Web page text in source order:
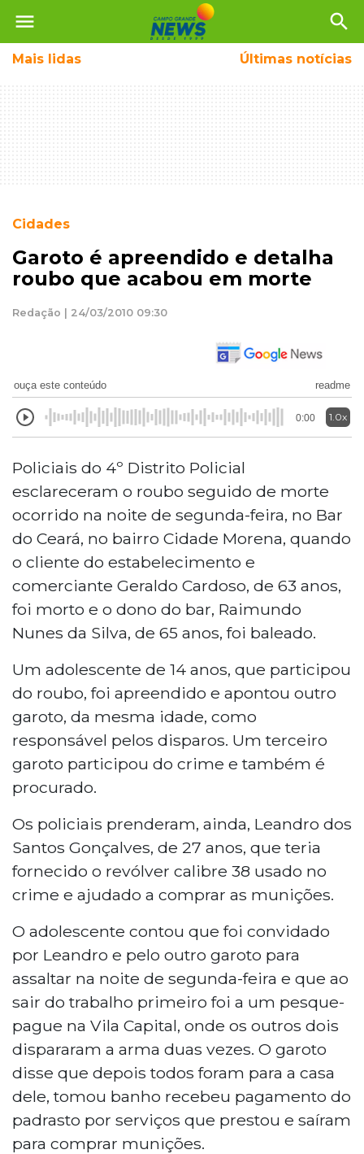
menu search
Mais lidas Últimas notícias
Cidades
Garoto é apreendido e detalha
roubo que acabou em morte
Redação | 24/03/2010 09:30
ouça este conteúdo readme
0:00 1.0x
Policiais do 4º Distrito Policial
esclareceram o roubo seguido de morte
ocorrido na noite de segunda-feira, no Bar
do Ceará, no bairro Cidade Morena, quando
o cliente do estabelecimento e
comerciante Geraldo Cardoso, de 63 anos,
foi morto e o dono do bar, Raimundo
Nunes da Silva, de 65 anos, foi baleado.
Um adolescente de 14 anos, que participou
do roubo, foi apreendido e apontou outro
garoto, da mesma idade, como
responsável pelos disparos. Um terceiro
garoto participou do crime e também é
procurado.
Os policiais prenderam, ainda, Leandro dos
Santos Gonçalves, de 27 anos, que teria
fornecido o revólver calibre 38 usado no
crime e ajudado a comprar as munições.
O adolescente contou que foi convidado
por Leandro e pelo outro garoto para
assaltar na noite de segunda-feira e que ao
sair do trabalho primeiro foi a um pesque-
pague na Vila Capital, onde os outros dois
dispararam a arma duas vezes. O garoto
disse que depois todos foram para a casa
dele, tomou banho recebeu pagamento do
padrasto por serviços que prestou e saíram
para comprar munições.